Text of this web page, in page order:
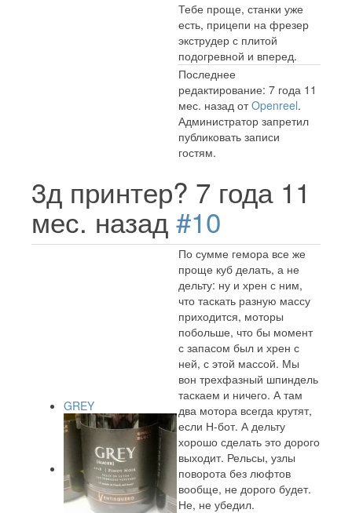
Тебе проще, станки уже
есть, прицепи на фрезер
экструдер с плитой
подогревной и вперед.
Последнее
редактирование: 7 года 11
мес. назад отOpenreel.
Администратор запретил
публиковать записи
гостям.
3д принтер? 7 года 11
мес. назад #10
GREY
По сумме гемора все же
проще куб делать, а не
дельту: ну и хрен с ним,
что таскать разную массу
приходится, моторы
побольше, что бы момент
с запасом был и хрен с
ней, с этой массой. Мы
вон трехфазный шпиндель
таскаем и ничего. А там
два мотора всегда крутят,
если Н-бот. А дельту
хорошо сделать это дорого
выходит. Рельсы, узлы
поворота без люфтов
вообще, не дорого будет.
Не, не убедил.